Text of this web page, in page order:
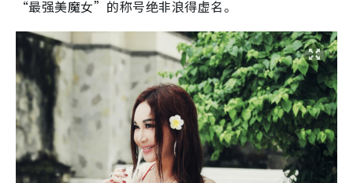
“最强美魔女”的称号绝非浪得虚名。